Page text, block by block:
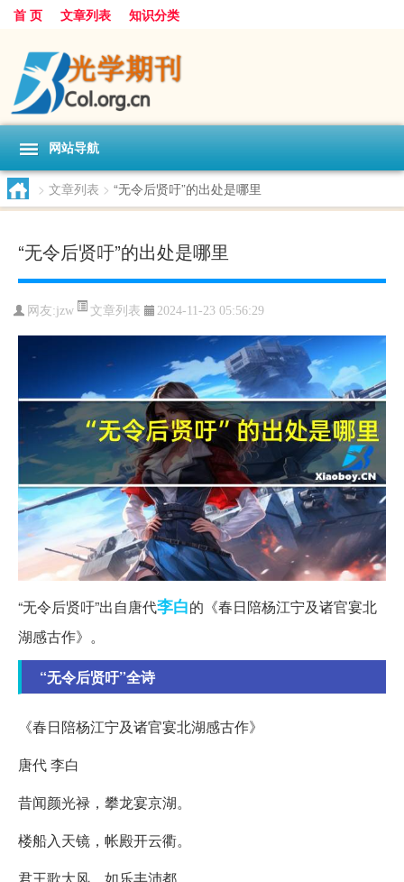
首 页 文章列表 知识分类
网站导航
> 文章列表 > “无令后贤吁”的出处是哪里
“无令后贤吁”的出处是哪里
网友:jzw 文章列表 2024-11-23 05:56:29
“无令后贤吁”出自唐代李白的《春日陪杨江宁及诸官宴北
湖感古作》。
“无令后贤吁”全诗
《春日陪杨江宁及诸官宴北湖感古作》
唐代 李白
昔闻颜光禄，攀龙宴京湖。
楼船入天镜，帐殿开云衢。
君王歌大风，如乐丰沛都。